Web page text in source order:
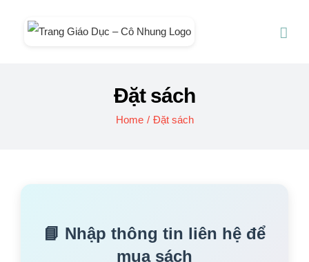
Đặt sách
Home / Đặt sách
📘 Nhập thông tin liên hệ để
mua sách